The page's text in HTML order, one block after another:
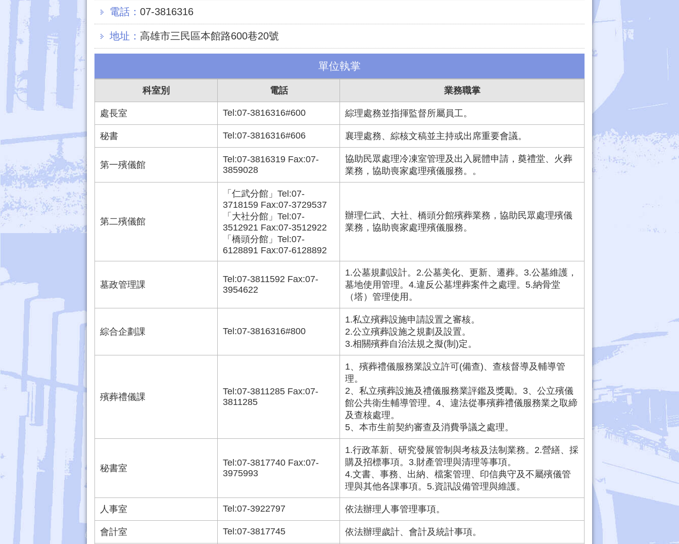
電話： 07-3816316
地址： 高雄市三民區本館路600巷20號
單位執掌
科室別 電話 業務職掌
處長室 Tel:07-3816316#600 綜理處務並指揮監督所屬員工。
秘書 Tel:07-3816316#606 襄理處務、綜核文稿並主持或出席重要會議。
第一殯儀館
Tel:07-3816319 Fax:07-
3859028
協助民眾處理冷凍室管理及出入屍體申請，奠禮堂、火葬
業務，協助喪家處理殯儀服務。。
第二殯儀館
「仁武分館」Tel:07-
3718159 Fax:07-3729537
「大社分館」Tel:07-
3512921 Fax:07-3512922
「橋頭分館」Tel:07-
6128891 Fax:07-6128892
辦理仁武、大社、橋頭分館殯葬業務，協助民眾處理殯儀
業務，協助喪家處理殯儀服務。
墓政管理課
Tel:07-3811592 Fax:07-
3954622
1.公墓規劃設計。2.公墓美化、更新、遷葬。3.公墓維護，
墓地使用管理。4.違反公墓埋葬案件之處理。5.納骨堂
（塔）管理使用。
綜合企劃課 Tel:07-3816316#800
1.私立殯葬設施申請設置之審核。
2.公立殯葬設施之規劃及設置。
3.相關殯葬自治法規之擬(制)定。
殯葬禮儀課
Tel:07-3811285 Fax:07-
3811285
1、殯葬禮儀服務業設立許可(備查)、查核督導及輔導管
理。
2、私立殯葬設施及禮儀服務業評鑑及獎勵。3、公立殯儀
館公共衛生輔導管理。4、違法從事殯葬禮儀服務業之取締
及查核處理。
5、本市生前契約審查及消費爭議之處理。
秘書室
Tel:07-3817740 Fax:07-
3975993
1.行政革新、研究發展管制與考核及法制業務。2.營繕、採
購及招標事項。3.財產管理與清理等事項。
4.文書、事務、出納、檔案管理、印信典守及不屬殯儀管
理與其他各課事項。5.資訊設備管理與維護。
人事室 Tel:07-3922797 依法辦理人事管理事項。
會計室 Tel:07-3817745 依法辦理歲計、會計及統計事項。